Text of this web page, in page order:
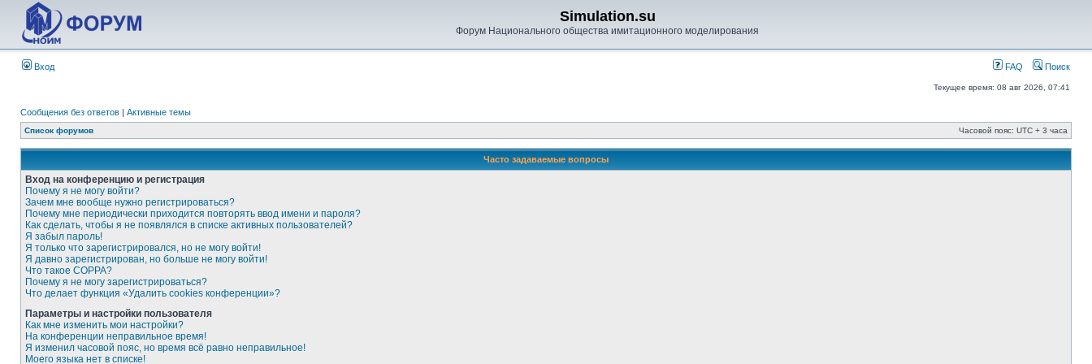
Simulation.su
Форум Национального общества имитационного моделирования
Вход FAQ Поиск
Текущее время: 08 авг 2026, 07:41
Сообщения без ответов | Активные темы
Список форумов Часовой пояс: UTC + 3 часа
Часто задаваемые вопросы
Вход на конференцию и регистрация
Почему я не могу войти?
Зачем мне вообще нужно регистрироваться?
Почему мне периодически приходится повторять ввод имени и пароля?
Как сделать, чтобы я не появлялся в списке активных пользователей?
Я забыл пароль!
Я только что зарегистрировался, но не могу войти!
Я давно зарегистрирован, но больше не могу войти!
Что такое COPPA?
Почему я не могу зарегистрироваться?
Что делает функция «Удалить cookies конференции»?
Параметры и настройки пользователя
Как мне изменить мои настройки?
На конференции неправильное время!
Я изменил часовой пояс, но время всё равно неправильное!
Моего языка нет в списке!